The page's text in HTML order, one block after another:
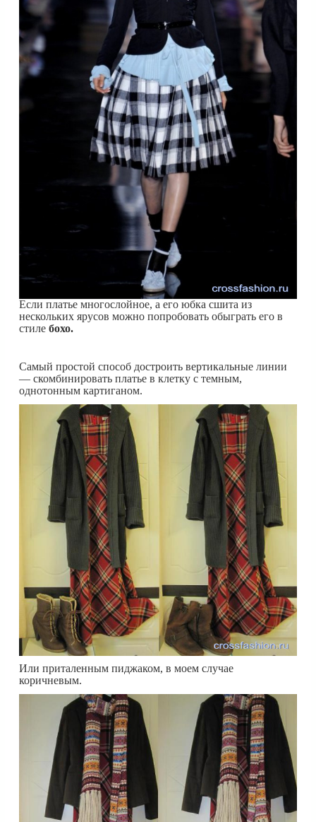
Если платье многослойное, а его юбка сшита из
нескольких ярусов можно попробовать обыграть его в
стиле бохо.
Самый простой способ достроить вертикальные линии
— скомбинировать платье в клетку с темным,
однотонным картиганом.
Или приталенным пиджаком, в моем случае
коричневым.